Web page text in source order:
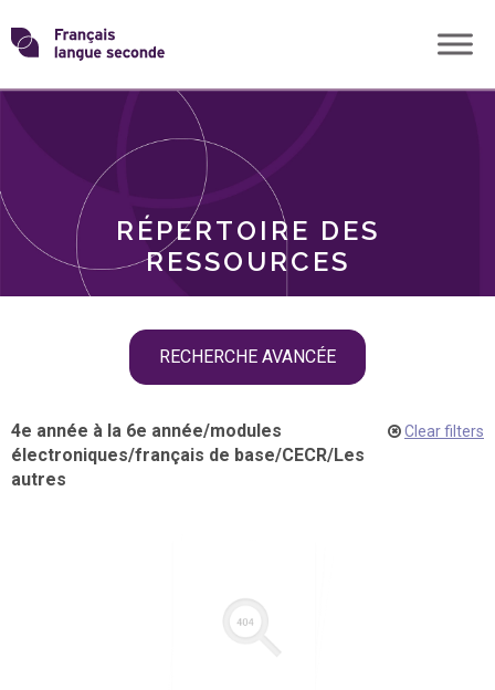
Skip
toTransformons
langue
RÉPERTOIRE DES
RESSOURCES
RECHERCHE AVANCÉE
THÈMES
4e année à la 6e année/modules
électroniques/français de base/CECR/Les
autres
Clear filters